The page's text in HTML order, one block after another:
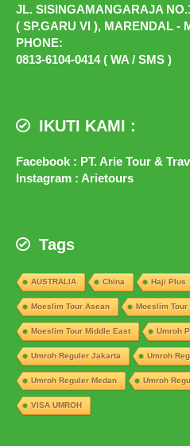
JL. SISINGAMANGARAJA
( SP.GARU VI ), MARENDAL -
PHONE:
0813-6104-0414 ( WA / SMS )
IKUTI KAMI :
Facebook : PT. Arie Tour &
Instagram : Arietours
Tags
AUSTRALIA China Haji Plus
Moeslim Tour Asean Moeslim Tour
Moeslim Tour Middle East Umroh
Umroh Reguler Jakarta Umroh
Umroh Reguler Medan Umroh
VISA UMROH